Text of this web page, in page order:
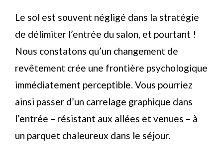
Le sol est souvent négligé dans la stratégie
de délimiter l’entrée du salon, et pourtant !
Nous constatons qu’un changement de
revêtement crée une frontière psychologique
immédiatement perceptible. Vous pourriez
ainsi passer d’un carrelage graphique dans
l’entrée – résistant aux allées et venues – à
un parquet chaleureux dans le séjour.